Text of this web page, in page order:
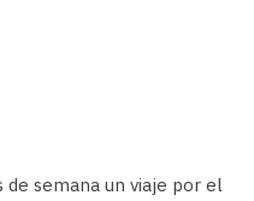
semana un viaje por el